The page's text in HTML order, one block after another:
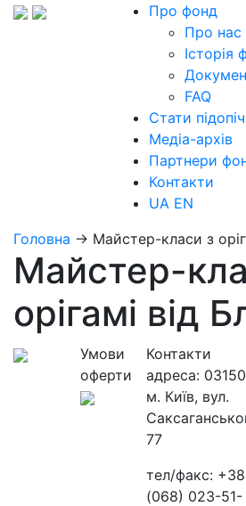
Про фонд
Про нас
Історія
FAQ
Стати
Медіа-архів
Партнери
Контакти
UA EN
Головна → Майстер-класи з
Майстер-
орігамі від
Умови
оферти
Контакти
адреса:
м. Київ, вул.
77
тел/факс: +38
(068) 023-51-